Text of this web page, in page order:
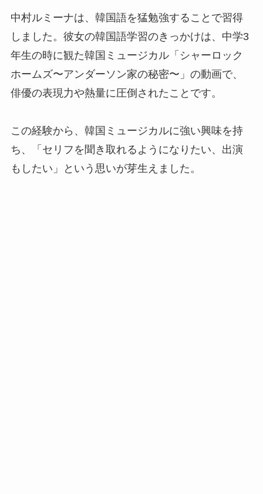
中村ルミーナは、韓国語を猛勉強することで習得
しました。彼女の韓国語学習のきっかけは、中学3
年生の時に観た韓国ミュージカル「シャーロック
ホームズ〜アンダーソン家の秘密〜」の動画で、
俳優の表現力や熱量に圧倒されたことです。
この経験から、韓国ミュージカルに強い興味を持
ち、「セリフを聞き取れるようになりたい、出演
もしたい」という思いが芽生えました。